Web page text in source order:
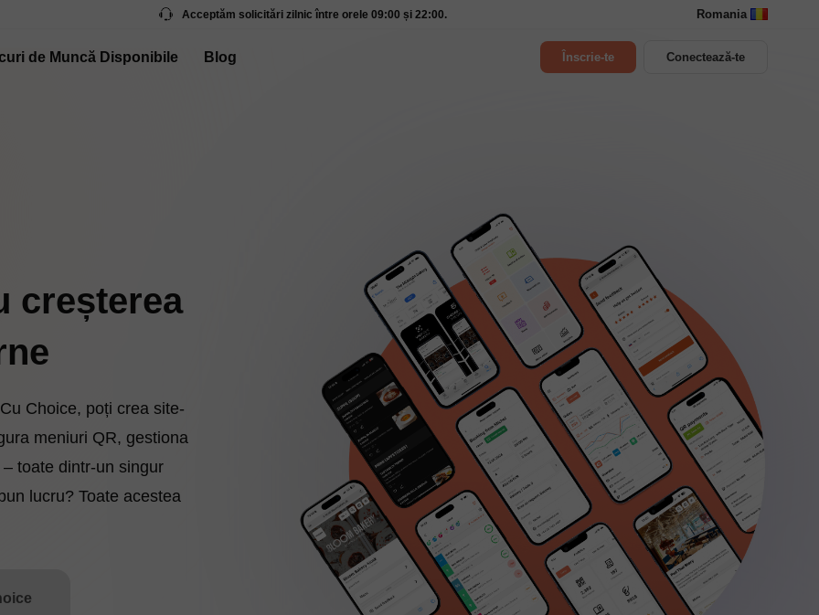
Acceptăm solicitări zilnic între orele 09:00 și 22:00. Romania
de Muncă Disponibile Blog Înscrie-te Conectează-te
creșterea
Choice, poți crea site-
meniuri QR, gestiona
toate dintr-un singur
lucru? Toate acestea